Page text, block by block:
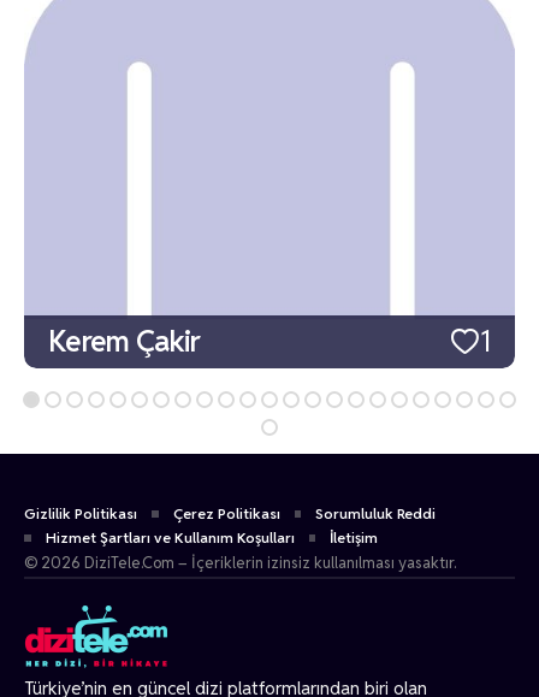
1
Kerem Çakir
Türkiye’nin en güncel dizi platformlarından biri olan
Gizlilik Politikası Çerez Politikası
Sorumluluk Reddi
Hizmet Şartları ve Kullanım Koşulları
İletişim
© 2026 DiziTele.Com – İçeriklerin izinsiz kullanılması yasaktır.